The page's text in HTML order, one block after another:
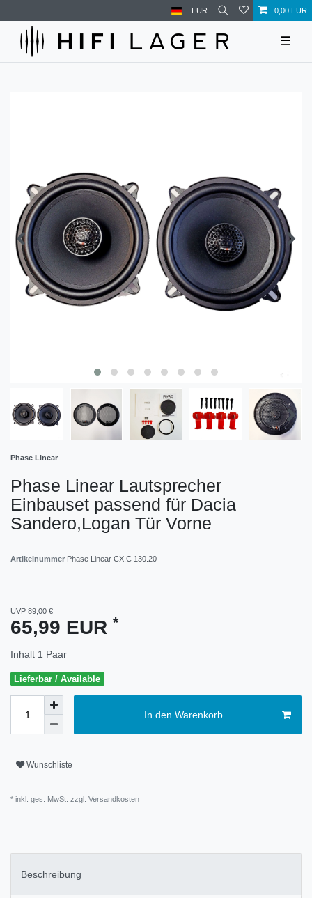
EUR 0,00 EUR
☰
Phase Linear
Phase Linear Lautsprecher
Einbauset passend für Dacia
Sandero,Logan Tür Vorne
Artikelnummer Phase Linear CX.C 130.20
UVP 89,00 €
65,99 EUR *
Inhalt 1 Paar
Lieferbar / Available
In den Warenkorb
Wunschliste
* inkl. ges. MwSt. zzgl. Versandkosten
Beschreibung